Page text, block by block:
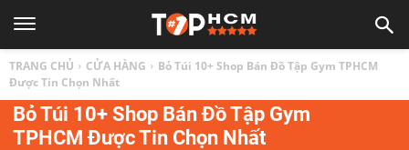
1
HCM
TRANG CHỦ CỬA HÀNG
Bỏ Túi 10+ Shop Bán Đồ Tập Gym TPHCM
Được Tin Chọn Nhất
Bỏ Túi 10+ Shop Bán Đồ Tập Gym
TPHCM Được Tin Chọn Nhất